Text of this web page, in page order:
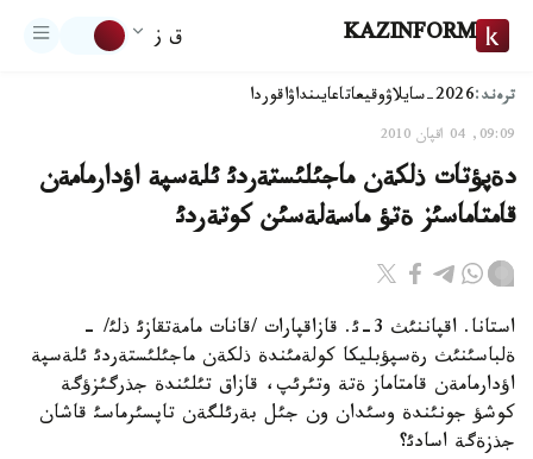
KAZINFORM ق ز
ترەند:2026-سايلاۋ وقيعاتاعايىنداۋاقوردا
09:09, 04 اقپان 2010
دةپؤتات ذلكةن ماجئلئستةردئ ئلةسپة اؤدارمامةن
قامتاماسئز ةتؤ ماسةلةسئن كوتةردئ
استانا. اقپاننئث 3-ئ. قازاقپارات /قانات مامةتقازئ ذلئ/ -
ةلباسئنئث رةسپؤبليكا كولةمئندة ذلكةن ماجئلئستةردئ ئلةسپة
اؤدارمامةن قامتاماز ةتة وتئرئپ، قازاق تئلئندة جذرگئزؤگة
كوشؤ جونئندة وسئدان ون جئل بةرئلگةن تاپسئرماسئ قاشان
جذزةگة اسادئ؟